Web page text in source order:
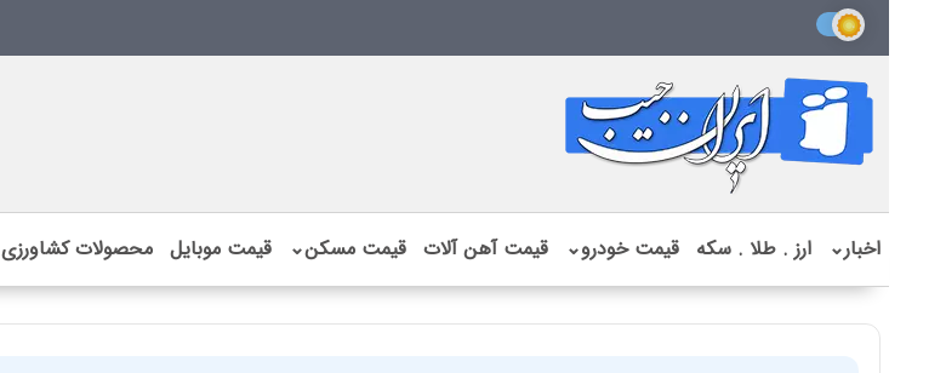
اخبار⌄ ارز . طلا . سکه قیمت خودرو⌄ قیمت آهن آلات قیمت مسکن⌄ قیمت موبایل محصولات کشاورزی